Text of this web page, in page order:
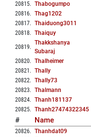
20815. Thabogumpo
20816. Thag1202
20817. Thaiduong3011
20818. Thaiquy
20819.
Thakkshanya
Subaraj
20820. Thalheimer
20821 . Thally
20822. Thally73
20823. Thalmann
20824. Thanh181137
20825. Thanh27474322345
# Name
20826. Thanhdat09